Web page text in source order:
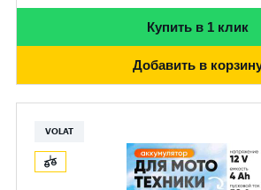
Купить в 1 клик
Добавить в
VOLAT